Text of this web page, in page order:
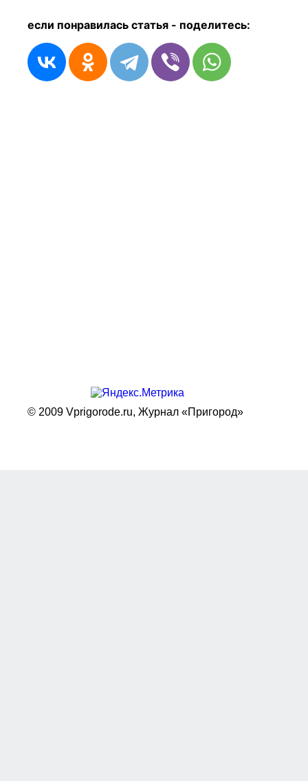
если понравилась статья - поделитесь:
© 2009 Vprigorode.ru, Журнал «Пригород»